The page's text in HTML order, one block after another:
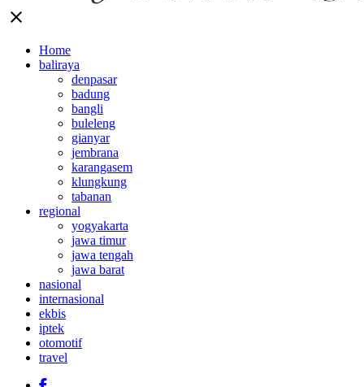
close
Home
baliraya
denpasar
badung
bangli
buleleng
gianyar
jembrana
karangasem
klungkung
tabanan
regional
yogyakarta
jawa timur
jawa tengah
jawa barat
nasional
internasional
ekbis
iptek
otomotif
travel